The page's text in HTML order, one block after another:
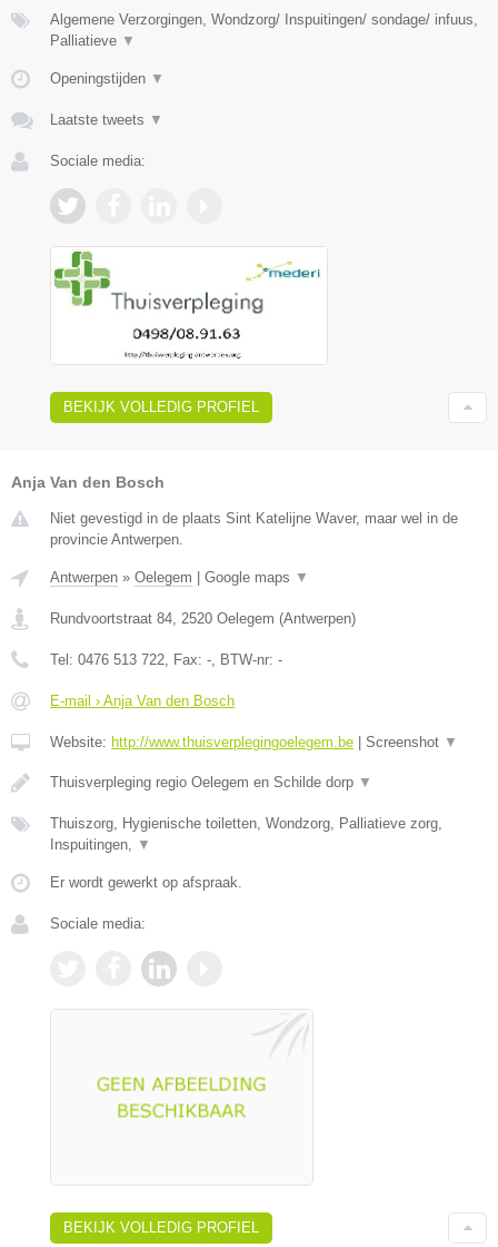
Algemene Verzorgingen, Wondzorg/ Inspuitingen/ sondage/ infuus,
Palliatieve ▼
Openingstijden ▼
Laatste tweets ▼
Sociale media:
BEKIJK VOLLEDIG PROFIEL
Anja Van den Bosch
Niet gevestigd in de plaats Sint Katelijne Waver, maar wel in de
provincie Antwerpen.
Antwerpen » Oelegem Google maps ▼
Rundvoortstraat 84, 2520 Oelegem (Antwerpen)
Tel: 0476 513 722, Fax: -, BTW-nr: -
E-mail › Anja Van den Bosch
Website: http://www.thuisverplegingoelegem.be Screenshot ▼
Thuisverpleging regio Oelegem en Schilde dorp ▼
Thuiszorg, Hygienische toiletten, Wondzorg, Palliatieve zorg,
Inspuitingen, ▼
Er wordt gewerkt op afspraak.
Sociale media:
BEKIJK VOLLEDIG PROFIEL